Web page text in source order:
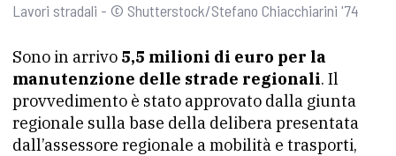
Lavori stradali - © Shutterstock/Stefano Chiacchiarini '74
Sono in arrivo 5,5 milioni di euro per la
manutenzione delle strade regionali. Il
provvedimento è stato approvato dalla giunta
regionale sulla base della delibera presentata
dall’assessore regionale a mobilità e trasporti,